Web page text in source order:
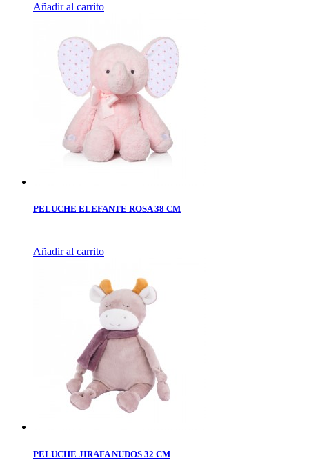
Añadir al carrito
PELUCHE ELEFANTE ROSA 38 CM
Añadir al carrito
PELUCHE JIRAFA NUDOS 32 CM